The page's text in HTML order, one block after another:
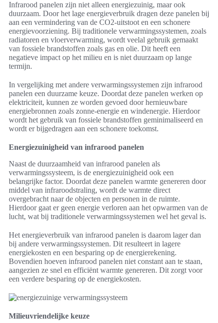
Infrarood panelen zijn niet alleen energiezuinig, maar ook
duurzaam. Door het lage energieverbruik dragen deze panelen bij
aan een vermindering van de CO2-uitstoot en een schonere
energievoorziening. Bij traditionele verwarmingssystemen, zoals
radiatoren en vloerverwarming, wordt veelal gebruik gemaakt
van fossiele brandstoffen zoals gas en olie. Dit heeft een
negatieve impact op het milieu en is niet duurzaam op lange
termijn.
In vergelijking met andere verwarmingssystemen zijn infrarood
panelen een duurzame keuze. Doordat deze panelen werken op
elektriciteit, kunnen ze worden gevoed door hernieuwbare
energiebronnen zoals zonne-energie en windenergie. Hierdoor
wordt het gebruik van fossiele brandstoffen geminimaliseerd en
wordt er bijgedragen aan een schonere toekomst.
Energiezuinigheid van infrarood panelen
Naast de duurzaamheid van infrarood panelen als
verwarmingssysteem, is de energiezuinigheid ook een
belangrijke factor. Doordat deze panelen warmte genereren door
middel van infraroodstraling, wordt de warmte direct
overgebracht naar de objecten en personen in de ruimte.
Hierdoor gaat er geen energie verloren aan het opwarmen van de
lucht, wat bij traditionele verwarmingssystemen wel het geval is.
Het energieverbruik van infrarood panelen is daarom lager dan
bij andere verwarmingssystemen. Dit resulteert in lagere
energiekosten en een besparing op de energierekening.
Bovendien hoeven infrarood panelen niet constant aan te staan,
aangezien ze snel en efficiënt warmte genereren. Dit zorgt voor
een verdere besparing op de energiekosten.
Milieuvriendelijke keuze